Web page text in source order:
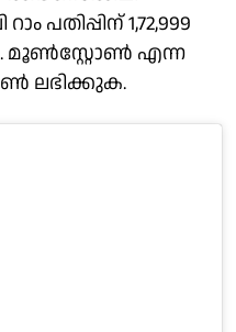
പതിപ്പിന് 1,72,999
മൂണ്‍സ്റ്റോണ്‍ എന്ന
ലഭിക്കുക.